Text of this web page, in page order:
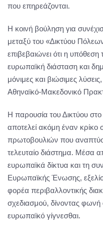
που επηρεάζονται.
Η κοινή βούληση για
μεταξύ του «Δικτύου
επιβεβαιώνει ότι η
ευρωπαϊκή διάσταση και
μόνιμες και βιώσιμες
Αθηναϊκό-Μακεδονικό
Η παρουσία του Δικτύου
αποτελεί ακόμη έναν
πρωτοβουλιών που
τελευταίο διάστημα. Μέσα
ευρωπαϊκά δίκτυα και τη
Ευρωπαϊκής Ένωσης,
φορέα περιβαλλοντικής
σχεδιασμού, δίνοντας φωνή
ευρωπαϊκό γίγνεσθαι.